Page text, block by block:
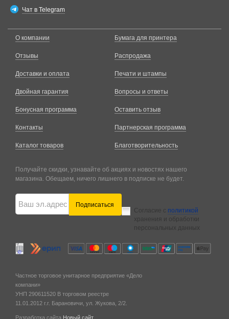
Чат в Telegram
О компании
Отзывы
Доставки и оплата
Двойная гарантия
Бонусная программа
Контакты
Каталог товаров
Бумага для принтера
Распродажа
Печати и штампы
Вопросы и ответы
Оставить отзыв
Партнерская программа
Благотворительность
Получайте скидки, узнавайте об акциях и новостях нашего
магазина. Обещаем, ничего лишнего в подписке не будет.
Подписаться
Согласие с политикой
хранения и обработки
персональных данных
Частное торговое унитарное предприятие «Дело
компани»
УНП 290611520 В торговом реестре
11.01.2012 г. г. Барановичи, ул. Жукова, 2/2.
Разработка сайта Новый сайт